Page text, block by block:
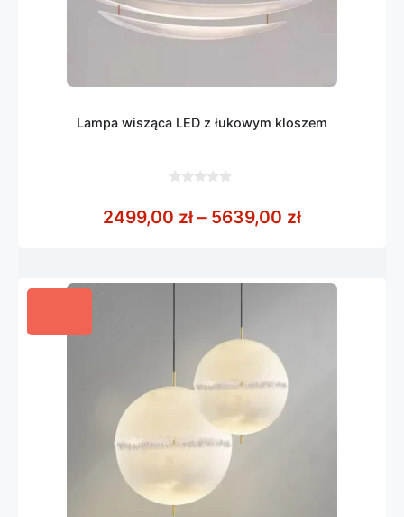
Lampa wisząca LED z łukowym kloszem
5
2499,00 zł – 5639,00 złZakres cen: